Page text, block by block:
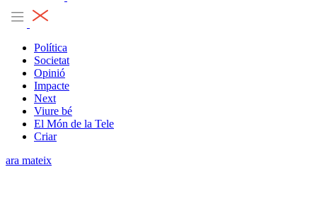
Política
Societat
Opinió
Impacte
Next
Viure bé
El Món de la Tele
Criar
ara mateix